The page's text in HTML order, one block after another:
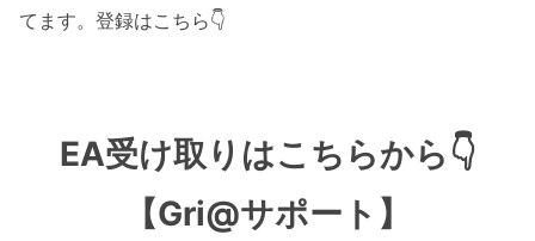
てます。登録はこちら👇
EA受け取りはこちらから👇
【Gri@サポート】